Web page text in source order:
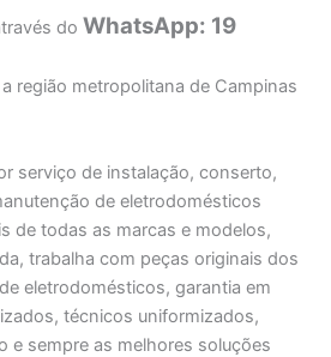
do WhatsApp: 19
região metropolitana de Campinas
serviço de instalação, conserto,
de eletrodomésticos
de todas as marcas e modelos,
trabalha com peças originais dos
eletrodomésticos, garantia em
técnicos uniformizados,
e sempre as melhores soluções